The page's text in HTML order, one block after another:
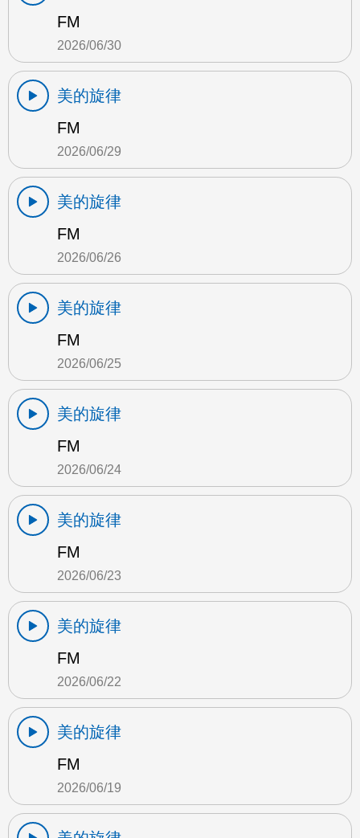
FM
2026/06/30
美的旋律
FM
2026/06/29
美的旋律
FM
2026/06/26
美的旋律
FM
2026/06/25
美的旋律
FM
2026/06/24
美的旋律
FM
2026/06/23
美的旋律
FM
2026/06/22
美的旋律
FM
2026/06/19